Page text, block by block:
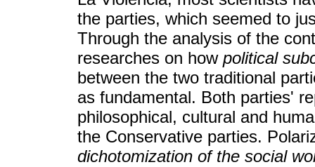
the parties, which seemed to
Through the analysis of the
researches on how political
between the two traditional
as fundamental. Both parties'
philosophical, cultural and
the Conservative parties.
dichotomization of the social